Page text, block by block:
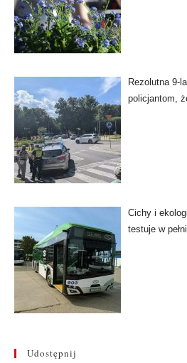
Rezolutna 9-
policjantom,
Cichy i
testuje w
Udostępnij